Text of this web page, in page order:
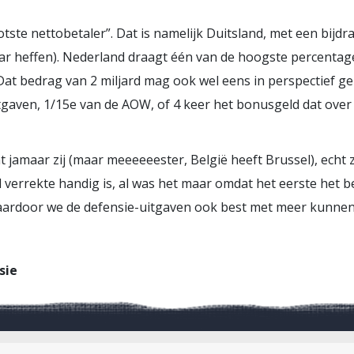
nettobetaler”. Dat is namelijk Duitsland, met een
heffen). Nederland draagt één van de hoogste
bedrag van 2 miljard mag ook wel eens in perspectief
1/15e van de AOW, of 4 keer het bonusgeld dat
zij (maar meeeeeester, België heeft Brussel), echt
handig is, al was het maar omdat het eerste het
we de defensie-uitgaven ook best met meer